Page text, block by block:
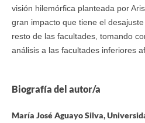
visión hilemórfica planteada por
gran impacto que tiene el
resto de las facultades, tomando
análisis a las facultades inferiores
Biografía del autor/a
María José Aguayo Silva,